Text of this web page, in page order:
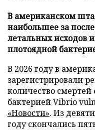
В американском
наибольшее за
летальных исходов
плотоядной
В 2026 году в
зарегистрировали
количество
бактерией Vibrio
«Новости». Из
году скончались